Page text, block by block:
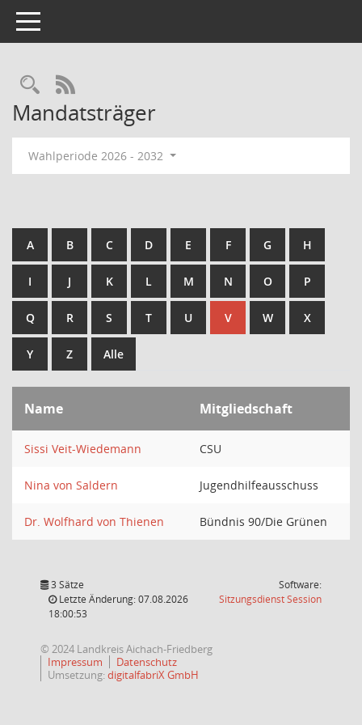
Toggle navigation
Rechercheauswahl
RSS-Feed
Mandatsträger
Wahlperiode 2026 - 2032
A B C D E F G H
I J K L M N O P
Q R S T U V W X
Y Z Alle
Name Mitgliedschaft
Sissi Veit-Wiedemann CSU
Nina von Saldern Jugendhilfeausschuss
Dr. Wolfhard von Thienen Bündnis 90/Die Grünen
3 Sätze
Letzte Änderung: 07.08.2026
18:00:53
Software:
SitzungsdienstSession(Wird in
© 2024 Landkreis Aichach-Friedberg
Impressum
Datenschutz
Umsetzung:digitalfabriX GmbH